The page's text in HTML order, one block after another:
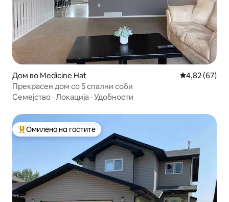
Дом во Medicine Hat Просечна
4,82 (67)
Прекрасен дом со 5 спални соби
Семејство · Локација · Удобности
Меѓу најуспешните „Омилени на гостите“
Омилено на гостите